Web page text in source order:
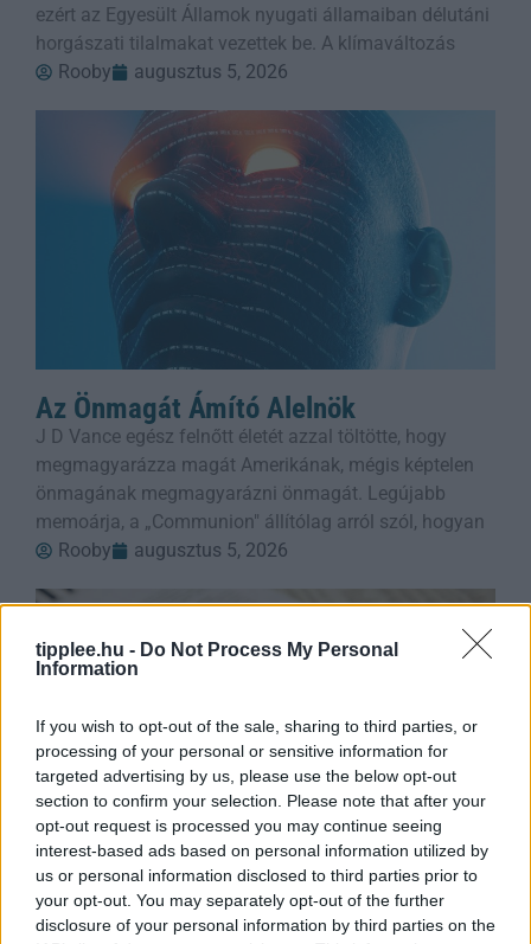
tipplee.hu - Do Not Process My Personal
Information
If you wish to opt-out of the sale, sharing to third parties, or
processing of your personal or sensitive information for
targeted advertising by us, please use the below opt-out
section to confirm your selection. Please note that after your
opt-out request is processed you may continue seeing
interest-based ads based on personal information utilized by
us or personal information disclosed to third parties prior to
your opt-out. You may separately opt-out of the further
disclosure of your personal information by third parties on the
ezért az Egyesült Államok nyugati államaiban délutáni
horgászati tilalmakat vezettek be. A klímaváltozás
Rooby
augusztus 5, 2026
Az Önmagát Ámító Alelnök
J D Vance egész felnőtt életét azzal töltötte, hogy
megmagyarázza magát Amerikának, mégis képtelen
önmagának megmagyarázni önmagát. Legújabb
memoárja, a „Communion" állítólag arról szól, hogyan
Rooby
augusztus 5, 2026
A kapitalizmus hitelvesztése: Miért
fordulnak el még a republikánusok is a